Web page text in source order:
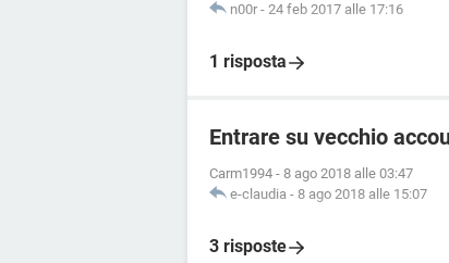
n00r - 24 feb 2017 alle 17:16
1 risposta
Entrare su vecchio
Carm1994 - 8 ago 2018 alle 03:47
e-claudia - 8 ago 2018 alle 15:07
3 risposte